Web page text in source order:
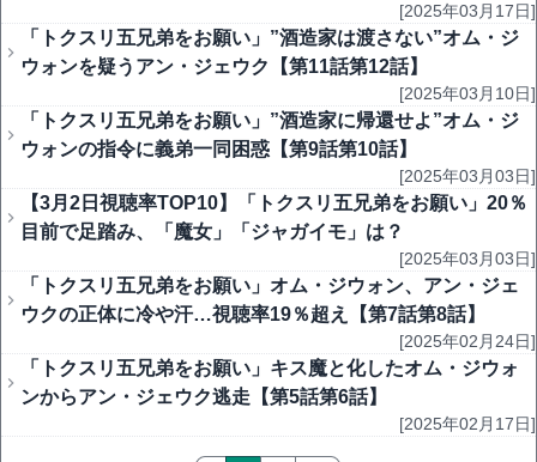
[2025年03月17日]
「トクスリ五兄弟をお願い」”酒造家は渡さない”オム・ジ
ウォンを疑うアン・ジェウク【第11話第12話】
[2025年03月10日]
「トクスリ五兄弟をお願い」”酒造家に帰還せよ”オム・ジ
ウォンの指令に義弟一同困惑【第9話第10話】
[2025年03月03日]
【3月2日視聴率TOP10】「トクスリ五兄弟をお願い」20％
目前で足踏み、「魔女」「ジャガイモ」は？
[2025年03月03日]
「トクスリ五兄弟をお願い」オム・ジウォン、アン・ジェ
ウクの正体に冷や汗…視聴率19％超え【第7話第8話】
[2025年02月24日]
「トクスリ五兄弟をお願い」キス魔と化したオム・ジウォ
ンからアン・ジェウク逃走【第5話第6話】
[2025年02月17日]